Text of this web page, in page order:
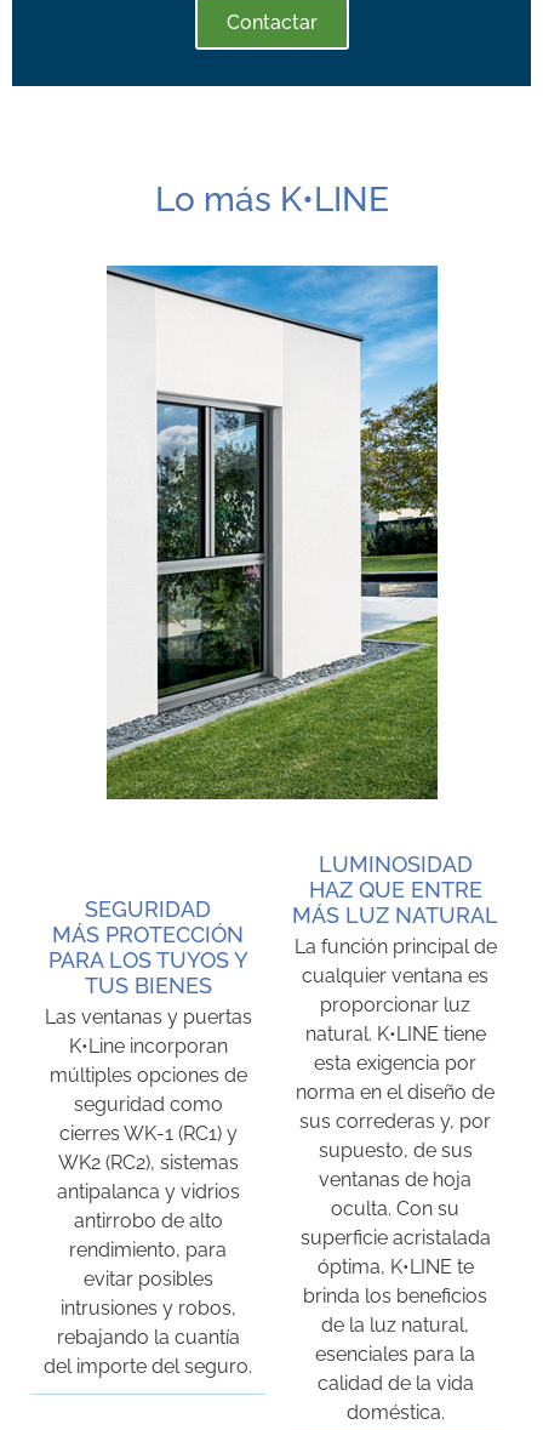
Contactar
Lo más K•LINE
SEGURIDAD
MÁS PROTECCIÓN
PARA LOS TUYOS Y
TUS BIENES
Las ventanas y puertas
K•Line incorporan
múltiples opciones de
seguridad como
cierres WK-1 (RC1) y
WK2 (RC2), sistemas
antipalanca y vidrios
antirrobo de alto
rendimiento, para
evitar posibles
intrusiones y robos,
rebajando la cuantía
del importe del seguro.
LUMINOSIDAD
HAZ QUE ENTRE
MÁS LUZ NATURAL
La función principal de
cualquier ventana es
proporcionar luz
natural. K•LINE tiene
esta exigencia por
norma en el diseño de
sus correderas y, por
supuesto, de sus
ventanas de hoja
oculta. Con su
superficie acristalada
óptima, K•LINE te
brinda los beneficios
de la luz natural,
esenciales para la
calidad de la vida
doméstica.